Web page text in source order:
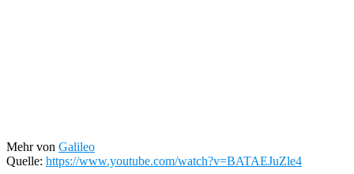
Mehr von Galileo
Quelle: https://www.youtube.com/watch?v=BATAEJuZle4